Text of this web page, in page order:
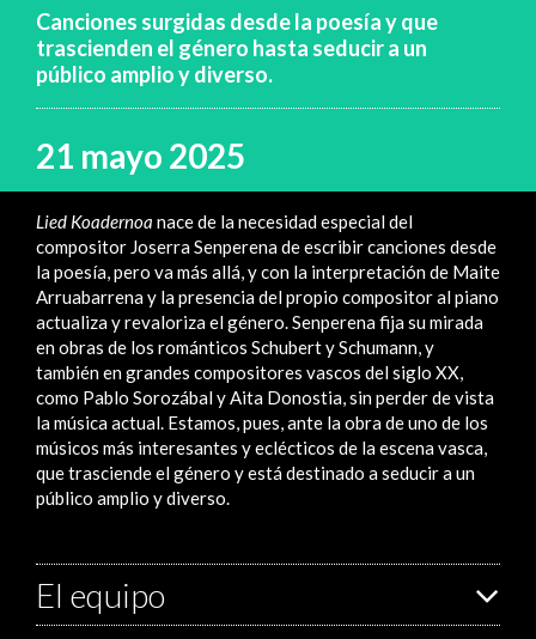
Canciones surgidas desde la poesía y que
trascienden el género hasta seducir a un
público amplio y diverso.
21 mayo 2025
Lied Koadernoa nace de la necesidad especial del
compositor Joserra Senperena de escribir canciones desde
la poesía, pero va más allá, y con la interpretación de Maite
Arruabarrena y la presencia del propio compositor al piano
actualiza y revaloriza el género. Senperena fija su mirada
en obras de los románticos Schubert y Schumann, y
también en grandes compositores vascos del siglo XX,
como Pablo Sorozábal y Aita Donostia, sin perder de vista
la música actual. Estamos, pues, ante la obra de uno de los
músicos más interesantes y eclécticos de la escena vasca,
que trasciende el género y está destinado a seducir a un
público amplio y diverso.
El equipo